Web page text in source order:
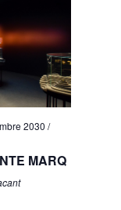
2030 /
MARQ